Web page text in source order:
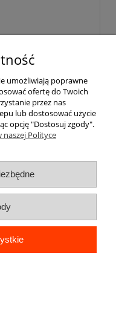
umożliwiają poprawne
ofertę do Twoich
przez nas
lub dostosować użycie
opcję "Dostosuj zgody".
naszej Polityce